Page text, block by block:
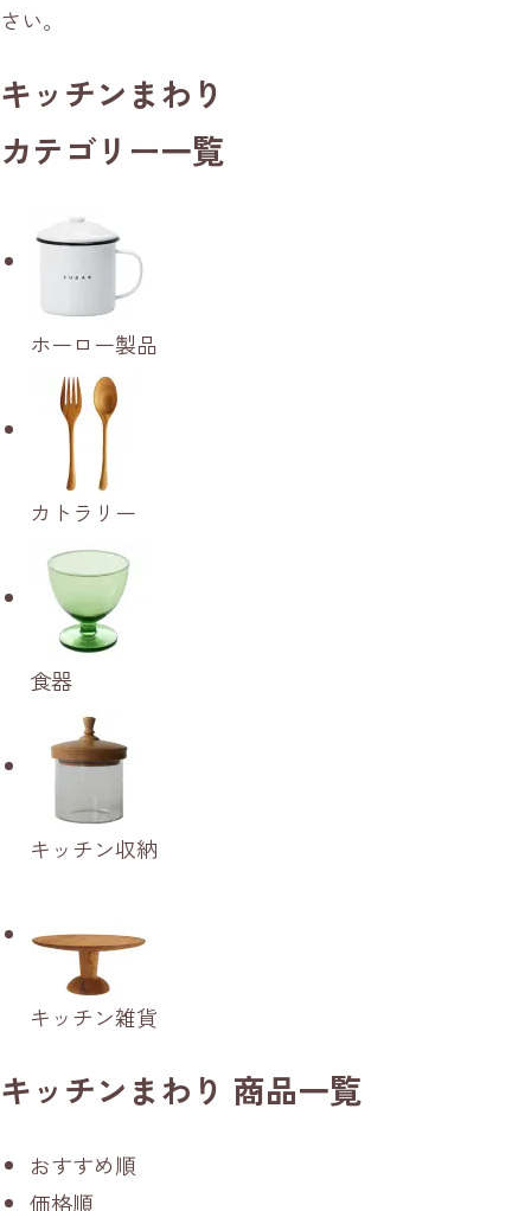
さい。
キッチンまわり
カテゴリー一覧
ホーロー製品
カトラリー
食器
キッチン収納
キッチン雑貨
キッチンまわり 商品一覧
おすすめ順
価格順